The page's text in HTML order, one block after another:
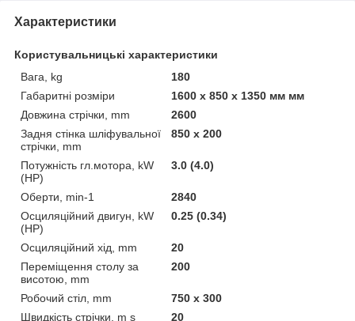
Характеристики
Користувальницькі характеристики
Вага, kg
180
Габаритні розміри
1600 x 850 x 1350 мм мм
Довжина стрічки, mm
2600
Задня стінка шліфувальної
стрічки, mm
850 x 200
Потужність гл.мотора, kW
(HP)
3.0 (4.0)
Оберти, min-1
2840
Осциляційний двигун, kW
(HP)
0.25 (0.34)
Осциляційний хід, mm
20
Переміщення столу за
висотою, mm
200
Робочий стіл, mm
750 x 300
Швидкість стрічки, m s
20